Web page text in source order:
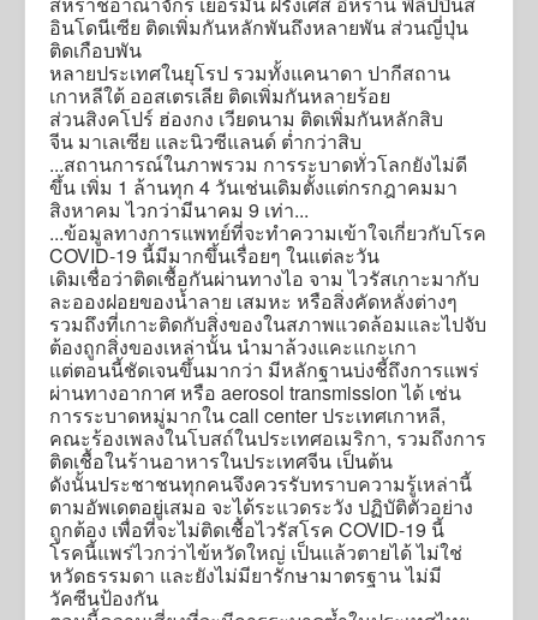
อินโดนีเซีย ติดเพิ่มกันหลักพันถึงหลายพัน ส่วนญี่ปุ่น
ติดเกือบพัน
หลายประเทศในยุโรป รวมทั้งแคนาดา ปากีสถาน
เกาหลีใต้ ออสเตรเลีย ติดเพิ่มกันหลายร้อย
ส่วนสิงคโปร์ ฮ่องกง เวียดนาม ติดเพิ่มกันหลักสิบ
จีน มาเลเซีย และนิวซีแลนด์ ต่ำกว่าสิบ
...สถานการณ์ในภาพรวม การระบาดทั่วโลกยังไม่ดี
ขึ้น เพิ่ม 1 ล้านทุก 4 วันเช่นเดิมตั้งแต่กรกฎาคมมา
สิงหาคม ไวกว่ามีนาคม 9 เท่า...
...ข้อมูลทางการแพทย์ที่จะทำความเข้าใจเกี่ยวกับโรค
COVID-19 นี้มีมากขึ้นเรื่อยๆ ในแต่ละวัน
เดิมเชื่อว่าติดเชื้อกันผ่านทางไอ จาม ไวรัสเกาะมากับ
ละอองฝอยของน้ำลาย เสมหะ หรือสิ่งคัดหลั่งต่างๆ
รวมถึงที่เกาะติดกับสิ่งของในสภาพแวดล้อมและไปจับ
ต้องถูกสิ่งของเหล่านั้น นำมาล้วงแคะแกะเกา
แต่ตอนนี้ชัดเจนขึ้นมากว่า มีหลักฐานบ่งชี้ถึงการแพร่
ผ่านทางอากาศ หรือ aerosol transmission ได้ เช่น
การระบาดหมู่มากใน call center ประเทศเกาหลี,
คณะร้องเพลงในโบสถ์ในประเทศอเมริกา, รวมถึงการ
ติดเชื้อในร้านอาหารในประเทศจีน เป็นต้น
ดังนั้นประชาชนทุกคนจึงควรรับทราบความรู้เหล่านี้
ตามอัพเดตอยู่เสมอ จะได้ระแวดระวัง ปฏิบัติตัวอย่าง
ถูกต้อง เพื่อที่จะไม่ติดเชื้อไวรัสโรค COVID-19 นี้
โรคนี้แพร่ไวกว่าไข้หวัดใหญ่ เป็นแล้วตายได้ ไม่ใช่
หวัดธรรมดา และยังไม่มียารักษามาตรฐาน ไม่มี
วัคซีนป้องกัน